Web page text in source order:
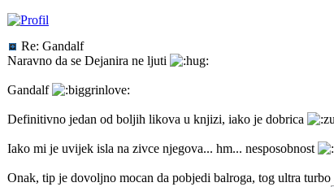
Re: Gandalf
Naravno da se Dejanira ne ljuti
Gandalf
Definitivno jedan od boljih likova u knjizi, iako je dobrica
Iako mi je uvijek isla na zivce njegova... hm... nesposobnost
Onak, tip je dovoljno mocan da pobjedi balroga, tog ultra turbo